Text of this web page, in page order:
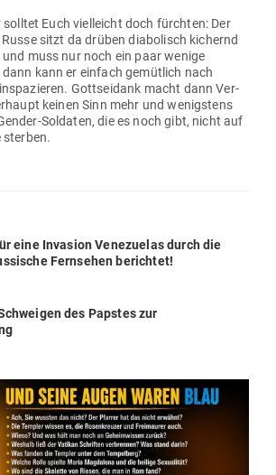
Euch viel­leicht doch fürchten: Der
sitzt da drüben dia­bo­lisch kichernd
muss nur noch ein paar wenige
kann er einfach gemütlich nach
Gott­seidank macht dann Ver­
keinen Sinn mehr und wenigstens
Sol­daten, die es noch gibt, nicht auf
sterben.
eine Invasion Vene­zuelas durch die
Fern­sehen berichtet!
des Papstes zur